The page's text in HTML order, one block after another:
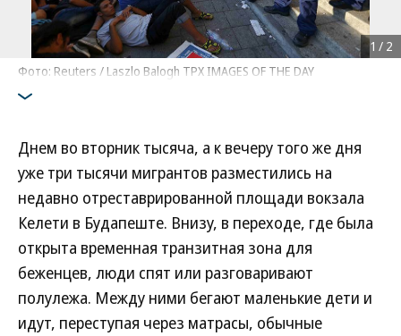
Фото: Reuters / Laszlo Balogh TPX IMAGES OF THE DAY
1 / 2
Днем во вторник тысяча, а к вечеру того же дня
уже три тысячи мигрантов разместились на
недавно отреставрированной площади вокзала
Келети в Будапеште. Внизу, в переходе, где была
открыта временная транзитная зона для
беженцев, люди спят или разговаривают
полулежа. Между ними бегают маленькие дети и
идут, переступая через матрасы, обычные